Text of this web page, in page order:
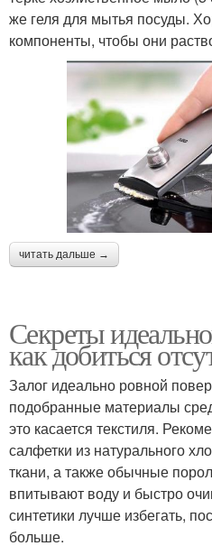
же геля для мытья посуды.
компоненты, чтобы они
читать дальше →
Секреты
как добиться
Залог идеально ровной
подобранные материалы
это касается текстиля.
салфетки из натурального
ткани, а также обычные
впитывают воду и быстро
синтетики лучше избегать,
больше.